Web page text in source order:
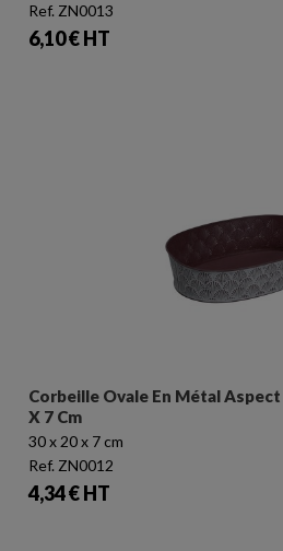
Ref. ZN0013
Prix
6,10 € HT
Corbeille Ovale En Métal
X 7 Cm
30 x 20 x 7 cm
Ref. ZN0012
Prix
4,34 € HT